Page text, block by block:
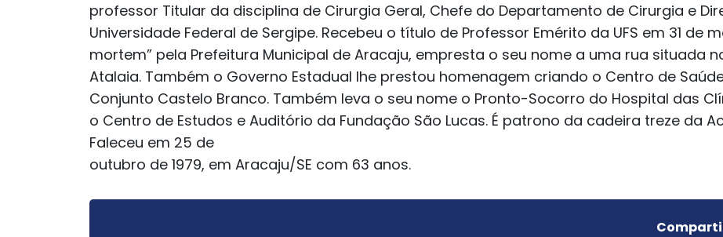
professor Titular da disciplina de Cirurgia Geral, Chefe do Departamento de Cirurgia e
Universidade Federal de Sergipe. Recebeu o título de Professor Emérito da UFS em 31 de
mortem” pela Prefeitura Municipal de Aracaju, empresta o seu nome a uma rua situada
Atalaia. Também o Governo Estadual lhe prestou homenagem criando o Centro de
Conjunto Castelo Branco. Também leva o seu nome o Pronto-Socorro do Hospital das
o Centro de Estudos e Auditório da Fundação São Lucas. É patrono da cadeira treze da
Faleceu em 25 de
outubro de 1979, em Aracaju/SE com 63 anos.